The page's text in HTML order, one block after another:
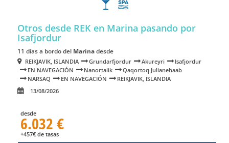
Otros desde REK en Marina pasando por
Isafjordur
11 días a bordo del Marinadesde
REIKJAVIK, ISLANDIA Grundarfjordur Akureyri
Isafjordur
EN NAVEGACIÓN
Nanortalik
Qaqortoq Julianehaab
NARSAQ
EN NAVEGACIÓN
REIKJAVIK, ISLANDIA
13/08/2026
desde
6.032 €
+457€ de tasas